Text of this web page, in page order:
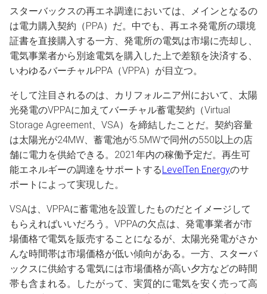
スターバックスの再エネ調達においては、メインとなるの
は電力購入契約（PPA）だ。中でも、再エネ発電所の環境
証書を直接購入する一方、発電所の電気は市場に売却し、
電気事業者から別途電気を購入した上で差額を決済する、
いわゆるバーチャルPPA（VPPA）が目立つ。
そして注目されるのは、カリフォルニア州において、太陽
光発電のVPPAに加えてバーチャル蓄電契約（Virtual
Storage Agreement、VSA）を締結したことだ。契約容量
は太陽光が24MW、蓄電池が5.5MWで同州の550以上の店
舗に電力を供給できる。2021年内の稼働予定だ。再生可
能エネルギーの調達をサポートする LevelTen Energyのサ
ポートによって実現した。
VSAは、VPPAに蓄電池を設置したものだとイメージして
もらえればいいだろう。VPPAの欠点は、発電事業者が市
場価格で電気を販売することになるが、太陽光発電がさか
んな時間帯は市場価格が低い傾向がある。一方、スターバ
ックスに供給する電気には市場価格が高い夕方などの時間
帯も含まれる。したがって、実質的に電気を安く売って高